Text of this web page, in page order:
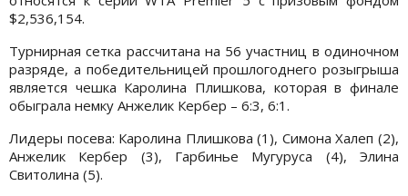
$2,536,154.
Турнирная сетка рассчитана на 56 участниц в одиночном
разряде, а победительницей прошлогоднего розыгрыша
является чешка Каролина Плишкова, которая в финале
обыграла немку Анжелик Кербер – 6:3, 6:1.
Лидеры посева: Каролина Плишкова (1), Симона Халеп (2),
Анжелик Кербер (3), Гарбинье Мугуруса (4), Элина
Свитолина (5).